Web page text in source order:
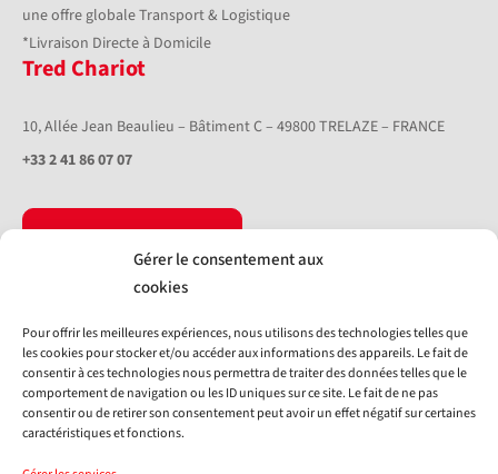
Gérer le consentement aux
cookies
Pour offrir les meilleures expériences, nous utilisons des technologies telles que
les cookies pour stocker et/ou accéder aux informations des appareils. Le fait de
consentir à ces technologies nous permettra de traiter des données telles que le
comportement de navigation ou les ID uniques sur ce site. Le fait de ne pas
consentir ou de retirer son consentement peut avoir un effet négatif sur certaines
caractéristiques et fonctions.
une offre globale Transport & Logistique
*Livraison Directe à Domicile
Tred Chariot
10, Allée Jean Beaulieu – Bâtiment C – 49800 TRELAZE – FRANCE
+33 2 41 86 07 07
Livraison directe à domicile
Livraison chantier
Collecte
Logistique
Europe
Nos équipements